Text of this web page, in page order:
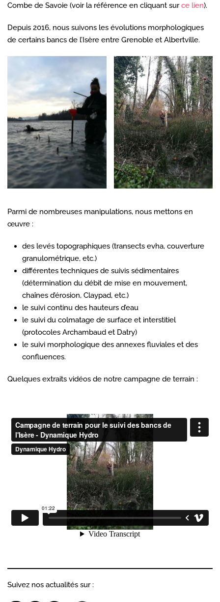
Combe de Savoie (voir la référence en cliquant surce lien).
Depuis 2016, nous suivons les évolutions morphologiques
de certains bancs de l’Isère entre Grenoble et Albertville.
Parmi de nombreuses manipulations, nous mettons en
œuvre :
des levés topographiques (transects evha, couverture
granulométrique, etc.)
différentes techniques de suivis sédimentaires
(détermination du débit de mise en mouvement,
chaînes d’érosion, Claypad, etc.)
le suivi continu des hauteurs d’eau
le suivi du colmatage de surface et interstitiel
(protocoles Archambaud et Datry)
le suivi morphologique des annexes fluviales et des
confluences.
Quelques extraits vidéos de notre campagne de terrain :
Suivez nos actualités sur :